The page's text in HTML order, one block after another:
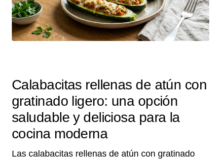
Calabacitas rellenas de atún con
gratinado ligero: una opción
saludable y deliciosa para la
cocina moderna
Las calabacitas rellenas de atún con gratinado